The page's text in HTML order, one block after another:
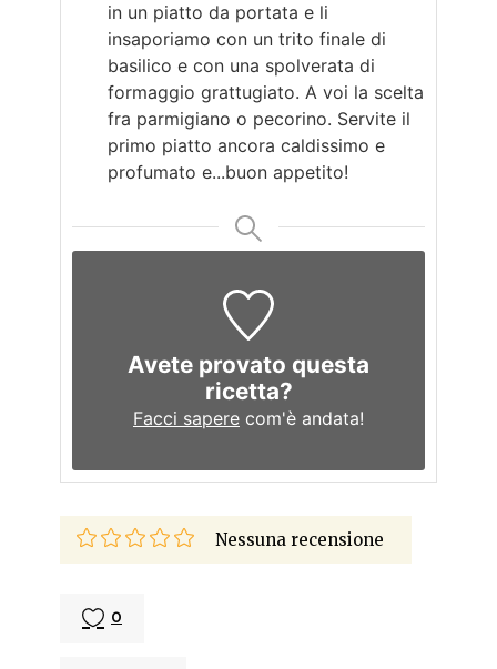
in un piatto da portata e li
insaporiamo con un trito finale di
basilico e con una spolverata di
formaggio grattugiato. A voi la scelta
fra parmigiano o pecorino. Servite il
primo piatto ancora caldissimo e
profumato e...buon appetito!
Avete provato questa
ricetta?
Facci sapere com'è andata!
Nessuna recensione
0